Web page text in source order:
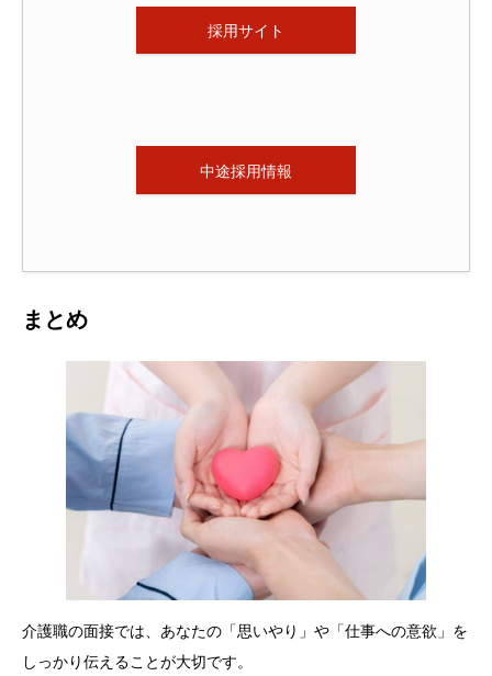
採用サイト
中途採用情報
まとめ
介護職の面接では、あなたの「思いやり」や「仕事への意欲」を
しっかり伝えることが大切です。